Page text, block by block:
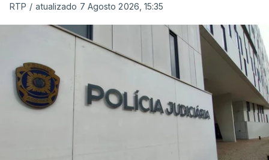
RTP / atualizado 7 Agosto 2026, 15:35